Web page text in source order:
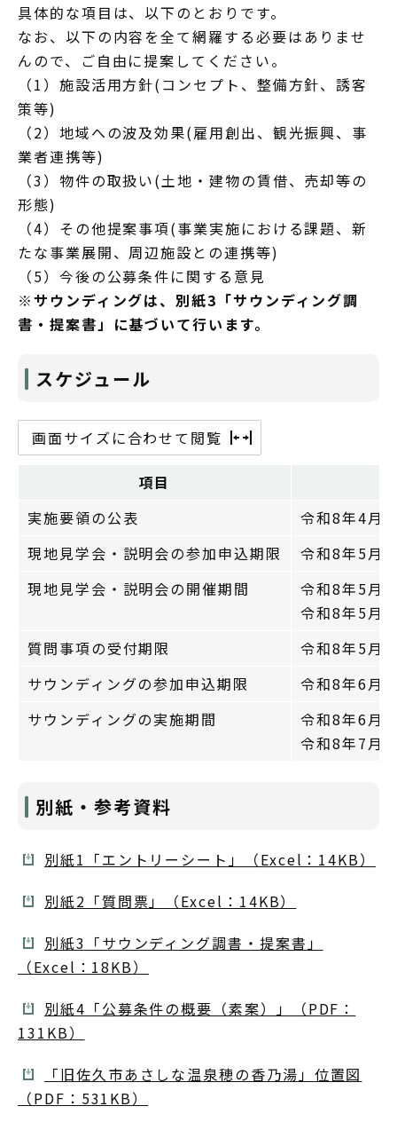
具体的な項目は、以下のとおりです。
なお、以下の内容を全て網羅する必要はありませ
んので、ご自由に提案してください。
（1）施設活用方針(コンセプト、整備方針、誘客
策等)
（2）地域への波及効果(雇用創出、観光振興、事
業者連携等)
（3）物件の取扱い(土地・建物の賃借、売却等の
形態)
（4）その他提案事項(事業実施における課題、新
たな事業展開、周辺施設との連携等)
（5）今後の公募条件に関する意見
※サウンディングは、別紙3「サウンディング調
書・提案書」に基づいて行います。
スケジュール
画面サイズに合わせて閲覧
項目
実施要領の公表
令和8年4月
現地見学会・説明会の参加申込期限
令和8年5月
現地見学会・説明会の開催期間
令和8年5月
令和8年5月
質問事項の受付期限
令和8年5月
サウンディングの参加申込期限
令和8年6月
サウンディングの実施期間
令和8年6月
令和8年7月
別紙・参考資料
別紙1「エントリーシート」（Excel：14KB）
別紙2「質問票」（Excel：14KB）
別紙3「サウンディング調書・提案書」
（Excel：18KB）
別紙4「公募条件の概要（素案）」（PDF：
131KB）
「旧佐久市あさしな温泉穂の香乃湯」位置図
（PDF：531KB）